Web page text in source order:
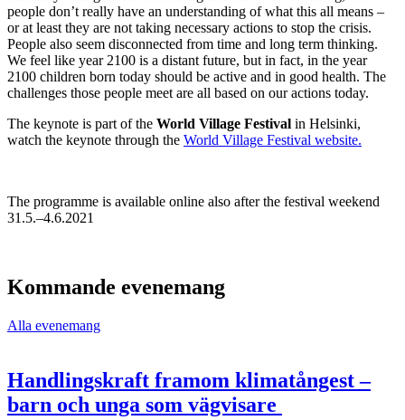
people don’t really have an understanding of what this all means –
or at least they are not taking necessary actions to stop the crisis.
People also seem disconnected from time and long term thinking.
We feel like year 2100 is a distant future, but in fact, in the year
2100 children born today should be active and in good health. The
challenges those people meet are all based on our actions today.
The keynote is part of the World Village Festival in Helsinki,
watch the keynote through the World Village Festival website.
The programme is available online also after the festival weekend
31.5.–4.6.2021
Kommande evenemang
Alla evenemang
Handlingskraft framom klimatångest –
barn och unga som vägvisare